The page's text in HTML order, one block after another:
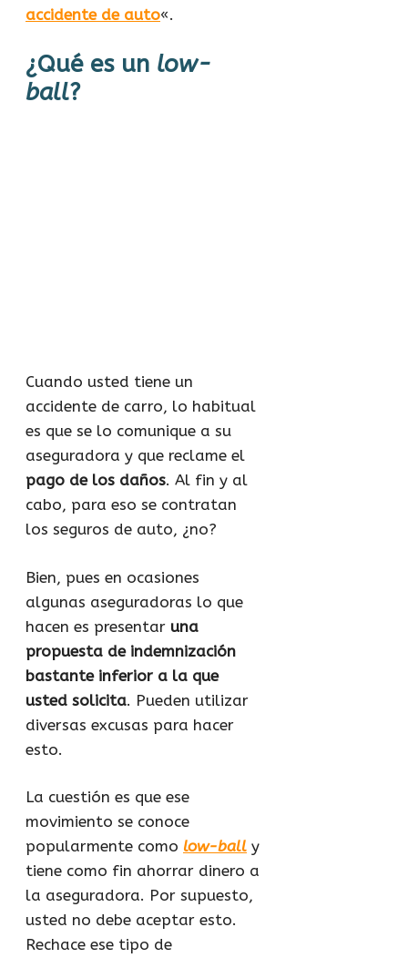
accidente de auto«.
¿Qué es un low-
ball?
Cuando usted tiene un
accidente de carro, lo habitual
es que se lo comunique a su
aseguradora y que reclame el
pago de los daños. Al fin y al
cabo, para eso se contratan
los seguros de auto, ¿no?
Bien, pues en ocasiones
algunas aseguradoras lo que
hacen es presentar una
propuesta de indemnización
bastante inferior a la que
usted solicita. Pueden utilizar
diversas excusas para hacer
esto.
La cuestión es que ese
movimiento se conoce
popularmente como low-ball y
tiene como fin ahorrar dinero a
la aseguradora. Por supuesto,
usted no debe aceptar esto.
Rechace ese tipo de